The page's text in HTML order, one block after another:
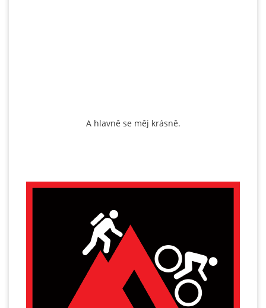
A hlavně se měj krásně.